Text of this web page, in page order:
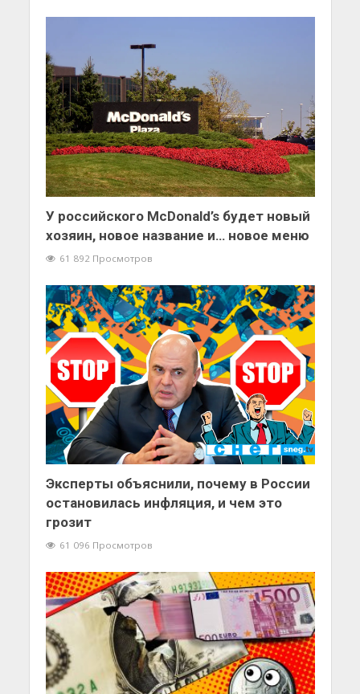
У российского McDonald’s будет новый
хозяин, новое название и… новое меню
61 892 Просмотров
Эксперты объяснили, почему в России
остановилась инфляция, и чем это
грозит
61 096 Просмотров